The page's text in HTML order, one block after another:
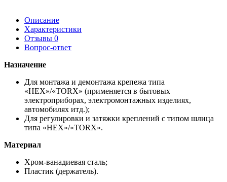
Описание
Характеристики
Отзывы 0
Вопрос-ответ
Назначение
Для монтажа и демонтажа крепежа типа
«HEX»/«TORX» (применяется в бытовых
электроприборах, электромонтажных изделиях,
автомобилях итд.);
Для регулировки и затяжки креплений с типом шлица
типа «HEX»/«TORX».
Материал
Хром-ванадиевая сталь;
Пластик (держатель).